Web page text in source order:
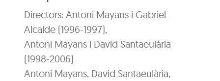
Directors: Antoni Mayans i Gabriel
Alcalde (1996-1997),
Antoni Mayans i David Santaeulària
(1998-2006)
Antoni Mayans, David Santaeulària,